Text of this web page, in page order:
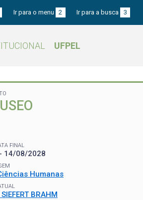
Ir para o menu 2 Ir para a busca 3
UFPEL
FINAL
14/08/2028
Humanas
BRAHM